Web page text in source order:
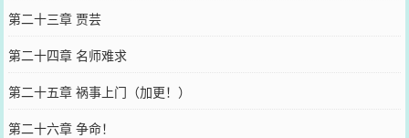
第二十三章 贾芸
第二十四章 名师难求
第二十五章 祸事上门（加更！）
第二十六章 争命！